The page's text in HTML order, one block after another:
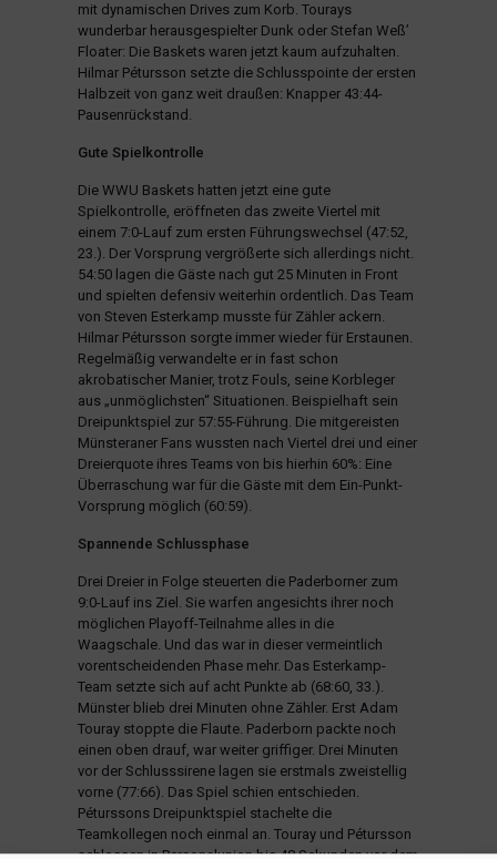
mit dynamischen Drives zum Korb. Tourays
wunderbar herausgespielter Dunk oder Stefan Weß’
Floater: Die Baskets waren jetzt kaum aufzuhalten.
Hilmar Pétursson setzte die Schlusspointe der ersten
Halbzeit von ganz weit draußen: Knapper 43:44-
Pausenrückstand.
Gute Spielkontrolle
Die WWU Baskets hatten jetzt eine gute
Spielkontrolle, eröffneten das zweite Viertel mit
einem 7:0-Lauf zum ersten Führungswechsel (47:52,
23.). Der Vorsprung vergrößerte sich allerdings nicht.
54:50 lagen die Gäste nach gut 25 Minuten in Front
und spielten defensiv weiterhin ordentlich. Das Team
von Steven Esterkamp musste für Zähler ackern.
Hilmar Pétursson sorgte immer wieder für Erstaunen.
Regelmäßig verwandelte er in fast schon
akrobatischer Manier, trotz Fouls, seine Korbleger
aus „unmöglichsten“ Situationen. Beispielhaft sein
Dreipunktspiel zur 57:55-Führung. Die mitgereisten
Münsteraner Fans wussten nach Viertel drei und einer
Dreierquote ihres Teams von bis hierhin 60%: Eine
Überraschung war für die Gäste mit dem Ein-Punkt-
Vorsprung möglich (60:59).
Spannende Schlussphase
Drei Dreier in Folge steuerten die Paderborner zum
9:0-Lauf ins Ziel. Sie warfen angesichts ihrer noch
möglichen Playoff-Teilnahme alles in die
Waagschale. Und das war in dieser vermeintlich
vorentscheidenden Phase mehr. Das Esterkamp-
Team setzte sich auf acht Punkte ab (68:60, 33.).
Münster blieb drei Minuten ohne Zähler. Erst Adam
Touray stoppte die Flaute. Paderborn packte noch
einen oben drauf, war weiter griffiger. Drei Minuten
vor der Schlusssirene lagen sie erstmals zweistellig
vorne (77:66). Das Spiel schien entschieden.
Péturssons Dreipunktspiel stachelte die
Teamkollegen noch einmal an. Touray und Pétursson
schlossen in Personalunion bis 48 Sekunden vor dem